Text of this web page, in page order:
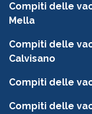
Compiti delle
Mella
Compiti delle
Calvisano
Compiti delle
Compiti delle